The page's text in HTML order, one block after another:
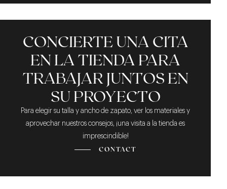
CONCIERTE UNA CITA
EN LA TIENDA PARA
TRABAJAR JUNTOS EN
SU PROYECTO
Para elegir su talla y ancho de zapato, ver los materiales y
aprovechar nuestros consejos, ¡una visita a la tienda es
imprescindible!
CONTACT